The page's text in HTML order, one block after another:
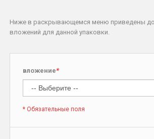
Ниже в раскрывающемся меню приведены
вложений для данной упаковки.
*
вложение
* Обязательные поля